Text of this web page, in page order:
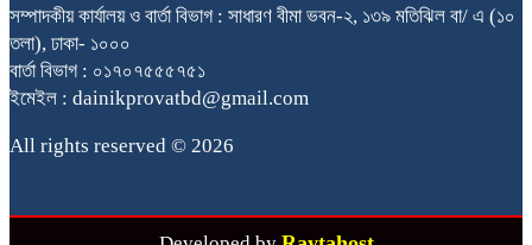
সম্পাদকীয় কার্যালয় ও বার্তা বিভাগ : সাধারণ বীমা ভবন-২, ১৩৯ মতিঝিল বা/ এ (১০
তলা), ঢাকা- ১০০০
বার্তা বিভাগ : ০১৭০৭৫৫৫৭৫১
ইমেইল : dainikprovatbd@gmail.com
All rights reserved © 2026